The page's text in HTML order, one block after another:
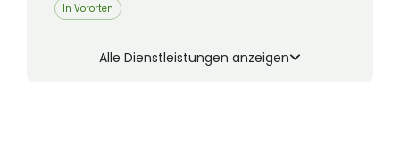
In Vororten
Alle Dienstleistungen anzeigen